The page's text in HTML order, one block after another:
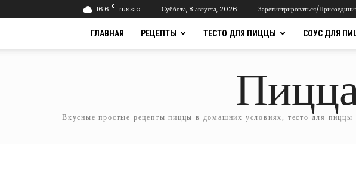
16.6 C russia Суббота, 8 августа, 2026 Зарегистрироваться/
ГЛАВНАЯ РЕЦЕПТЫ ТЕСТО ДЛЯ ПИЦЦЫ СОУС ДЛЯ
Вкусные простые рецепты пиццы в домашних условиях, тесто для